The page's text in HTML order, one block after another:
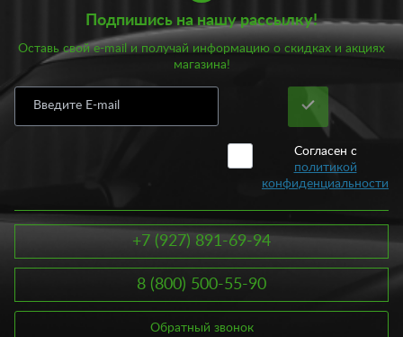
Подпишись на нашу рассылку!
Оставь свой e-mail и получай информацию о скидках и акциях
магазина!
Согласен с
политикой
конфиденциальности
+7 (927) 891-69-94
8 (800) 500-55-90
Обратный звонок